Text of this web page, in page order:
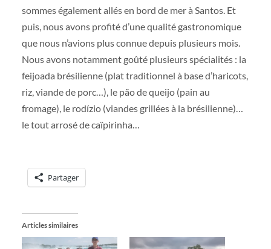
sommes également allés en bord de mer à Santos. Et
puis, nous avons profité d’une qualité gastronomique
que nous n’avions plus connue depuis plusieurs mois.
Nous avons notamment goûté plusieurs spécialités : la
feijoada brésilienne (plat traditionnel à base d’haricots,
riz, viande de porc…), le pão de queijo (pain au
fromage), le rodízio (viandes grillées à la brésilienne)…
le tout arrosé de caïpirinha…
Partager
Articles similaires